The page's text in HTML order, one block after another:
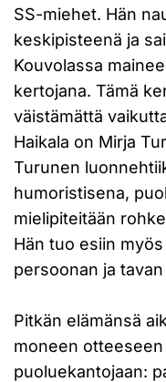
SS-miehet. Hän
keskipisteenä ja
Kouvolassa
kertojana. Tämä
väistämättä
Haikala on Mirja
Turunen
humoristisena,
mielipiteitään
Hän tuo esiin
persoonan ja
Pitkän elämänsä
moneen
puoluekantojaan: